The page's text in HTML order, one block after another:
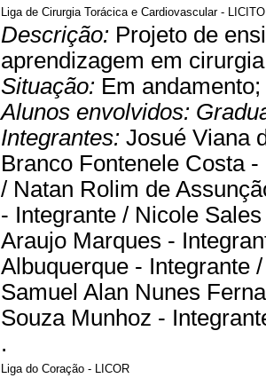
Liga de Cirurgia Torácica e Cardiovascular - LICITO
Descrição: Projeto de
aprendizagem em
Situação: Em andamento;
Alunos envolvidos:
Integrantes: Josué Viana
Branco Fontenele Costa
/ Natan Rolim de
- Integrante / Nicole
Araujo Marques -
Albuquerque - Integrante
Samuel Alan Nunes
Souza Munhoz -
.
Liga do Coração - LICOR